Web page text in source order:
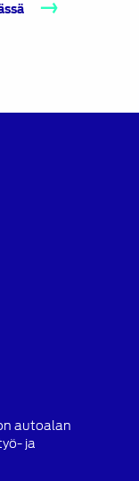
autoalan
ja